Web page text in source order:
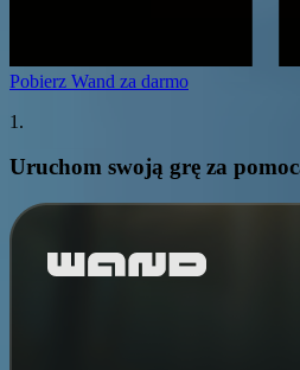
Pobierz Wand za darmo
1.
Uruchom swoją grę za